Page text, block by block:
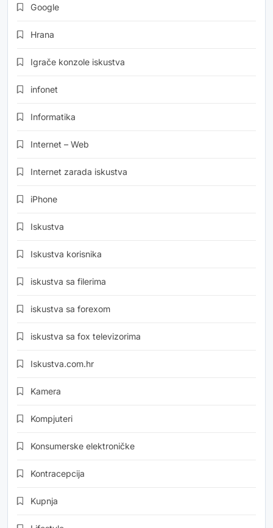
Google
Hrana
Igrače konzole iskustva
infonet
Informatika
Internet – Web
Internet zarada iskustva
iPhone
Iskustva
Iskustva korisnika
iskustva sa filerima
iskustva sa forexom
iskustva sa fox televizorima
Iskustva.com.hr
Kamera
Kompjuteri
Konsumerske elektroničke
Kontracepcija
Kupnja